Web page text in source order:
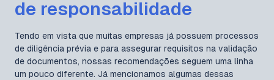
de responsabilidade
Tendo em vista que muitas empresas já possuem processos
de diligência prévia e para assegurar requisitos na validação
de documentos, nossas recomendações seguem uma linha
um pouco diferente. Já mencionamos algumas dessas